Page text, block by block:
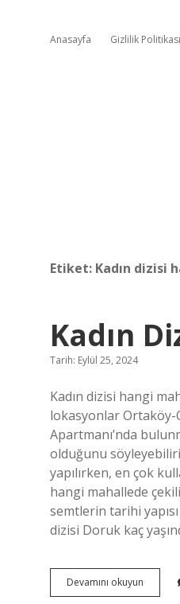
Anasayfa Gizlilik Politikası
Etiket: Kadın dizisi
Kadın
Tarih: Eylül 25, 2024
Kadın dizisi hangi
lokasyonlar Ortaköy-
Apartmanı’nda
olduğunu
yapılırken, en çok
hangi mahallede
semtlerin tarihi
dizisi Doruk kaç
Devamını okuyun
Dizisi